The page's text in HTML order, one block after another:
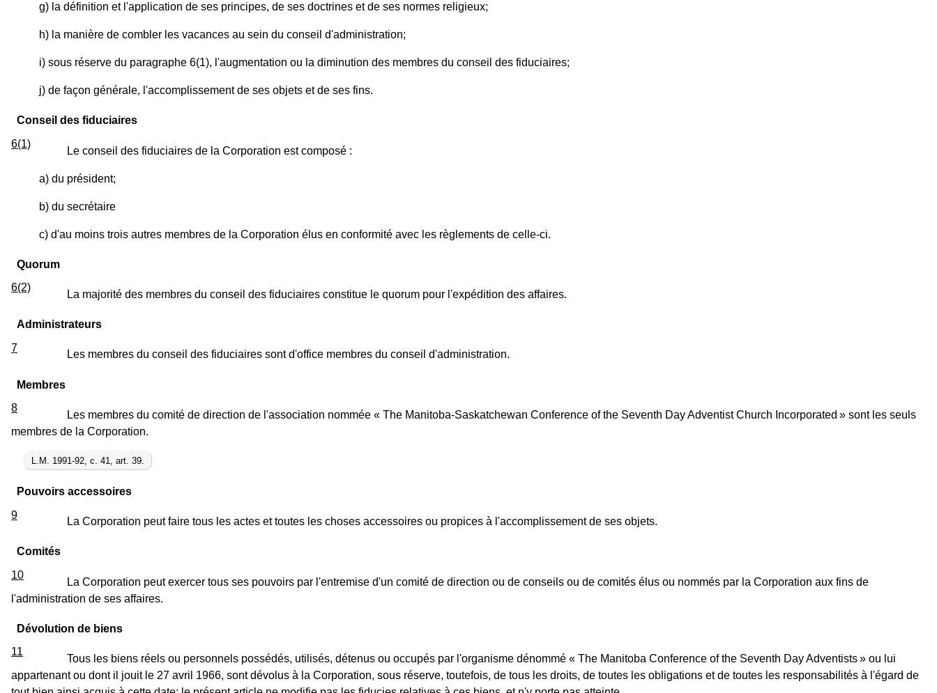
g) la définition et l'application de ses principes, de ses doctrines et de ses normes religieux;
h) la manière de combler les vacances au sein du conseil d'administration;
i) sous réserve du paragraphe 6(1), l'augmentation ou la diminution des membres du conseil des fiduciaires;
j) de façon générale, l'accomplissement de ses objets et de ses fins.
Conseil des fiduciaires
6(1)
Le conseil des fiduciaires de la Corporation est composé :
a) du président;
b) du secrétaire
c) d'au moins trois autres membres de la Corporation élus en conformité avec les règlements de celle-ci.
Quorum
6(2)
La majorité des membres du conseil des fiduciaires constitue le quorum pour l'expédition des affaires.
Administrateurs
7
Les membres du conseil des fiduciaires sont d'office membres du conseil d'administration.
Membres
8
Les membres du comité de direction de l'association nommée « The Manitoba-Saskatchewan Conference of the Seventh Day Adventist Church Incorporated » sont les seuls
membres de la Corporation.
L.M. 1991-92, c. 41, art. 39.
Pouvoirs accessoires
9
La Corporation peut faire tous les actes et toutes les choses accessoires ou propices à l'accomplissement de ses objets.
Comités
10
La Corporation peut exercer tous ses pouvoirs par l'entremise d'un comité de direction ou de conseils ou de comités élus ou nommés par la Corporation aux fins de
l'administration de ses affaires.
Dévolution de biens
11
Tous les biens réels ou personnels possédés, utilisés, détenus ou occupés par l'organisme dénommé « The Manitoba Conference of the Seventh Day Adventists » ou lui
appartenant ou dont il jouit le 27 avril 1966, sont dévolus à la Corporation, sous réserve, toutefois, de tous les droits, de toutes les obligations et de toutes les responsabilités à l'égard de